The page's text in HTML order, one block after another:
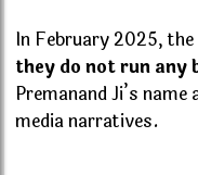
In February 2025,
they do not run any
Premanand Ji’s
media narratives.